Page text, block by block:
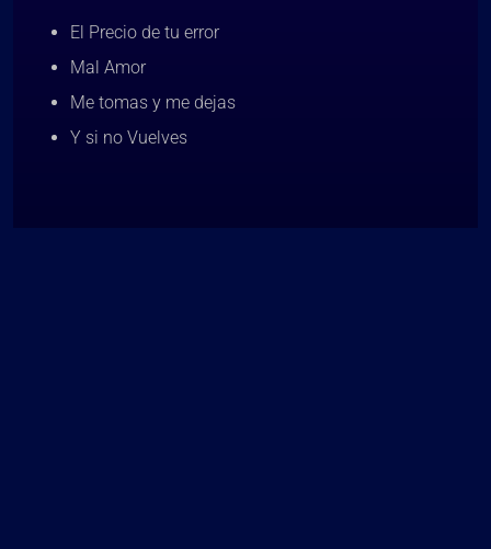
El Precio de tu error
Mal Amor
Me tomas y me dejas
Y si no Vuelves